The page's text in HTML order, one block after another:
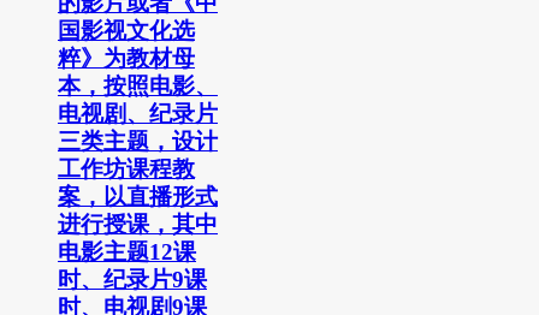
国影视文化选
粹》为教材母
本，按照电影、
电视剧、纪录片
三类主题，设计
工作坊课程教
案，以直播形式
进行授课，其中
电影主题12课
时、纪录片9课
时、电视剧9课